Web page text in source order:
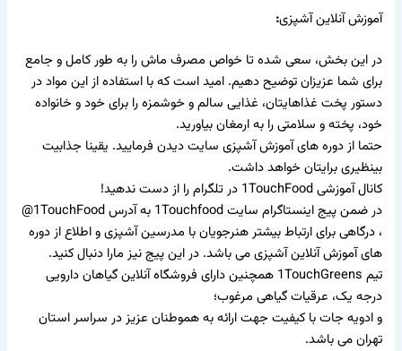
آموزش آنلاین آشپزی:
در این بخش، سعی شده تا خواص مصرف ماش را به طور کامل و جامع
برای شما عزیزان توضیح دهیم. امید است که با استفاده از این مواد در
دستور پخت غذاهایتان، غذایی سالم و خوشمزه را برای خود و خانواده
خود، پخته و سلامتی را به ارمغان بیاورید.
حتما ازدوره های آموزش آشپزی سایتدیدن فرمایید. یقینا جذابیت
بینظیری برایتان خواهد داشت.
کانال آموزشی 1TouchFood
در تلگرام را از دست ندهید!
در ضمن پیج اینستاگرام سایت1Touchfood به آدرس 1TouchFood@
، درگاهی برای ارتباط بیشتر هنرجویان با مدرسین آشپزی و اطلاع از دوره
های آموزش آنلاین آشپزی می باشد. در این پیج نیز مارا دنبال کنید.
تیم 1TouchGreens همچنین دارای فروشگاه آنلاینگیاهان دارویی
درجه یک، عرقیات گیاهی مرغوب؛
وادویه جاتبا کیفیت جهت ارائه به هموطنان عزیز در سراسر استان
تهران می باشد.